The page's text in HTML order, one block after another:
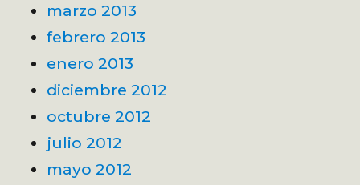
marzo 2013
febrero 2013
enero 2013
diciembre 2012
octubre 2012
julio 2012
mayo 2012